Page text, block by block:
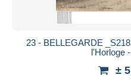
23 - BELLEGARDE
l'Horloge
±